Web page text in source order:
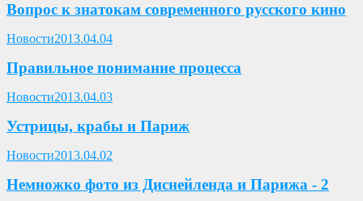
Вопрос к знатокам современного русского кино
НовостиОпубликовано
2013.04.04
Правильное понимание процесса
НовостиОпубликовано
2013.04.03
Устрицы, крабы и Париж
НовостиОпубликовано
2013.04.02
Немножко фото из Диснейленда и Парижа - 2